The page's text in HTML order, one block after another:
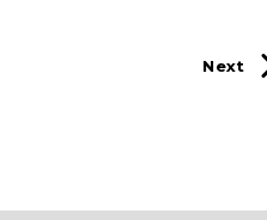
Next